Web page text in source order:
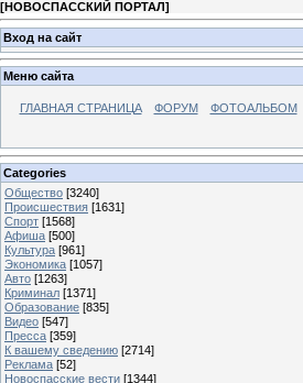
[НОВОСПАССКИЙ ПОРТАЛ]
Вход на сайт
Меню сайта
ГЛАВНАЯ СТРАНИЦА ФОРУМ ФОТОАЛЬБОМ
Categories
Общество [3240]
Происшествия [1631]
Спорт [1568]
Афиша [500]
Культура [961]
Экономика [1057]
Авто [1263]
Криминал [1371]
Образование [835]
Видео [547]
Пресса [359]
К вашему сведению [2714]
Реклама [52]
Новоспасские вести [1344]